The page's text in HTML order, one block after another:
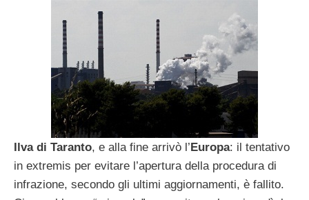
Ilva di Taranto, e alla fine arrivò l’Europa: il tentativo
in extremis per evitare l’apertura della procedura di
infrazione, secondo gli ultimi aggiornamenti, è fallito.